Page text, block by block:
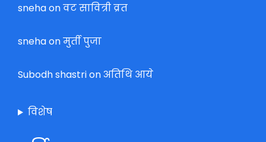
snehaonवट सावित्री व्रत
snehaonमुर्ती पुजा
Subodh shastrionअतिथि आये
विशेष